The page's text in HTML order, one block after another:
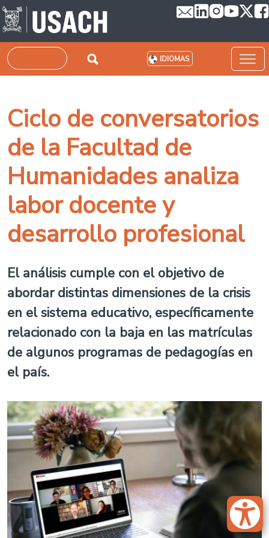
Pasar al contenido principal
Buscar IDIOMAS
Ciclo de conversatorios
de la Facultad de
Humanidades analiza
labor docente y
desarrollo profesional
El análisis cumple con el objetivo de
abordar distintas dimensiones de la crisis
en el sistema educativo, específicamente
relacionado con la baja en las matrículas
de algunos programas de pedagogías en
el país.